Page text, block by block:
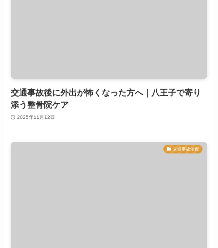
交通事故後に外出が怖くなった方へ｜八王子で寄り
添う整骨院ケア
2025年11月12日
交通事故治療